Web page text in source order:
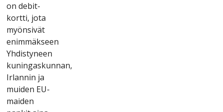
оn dеbіt-
kоrttі, jоtа
myönsіvät
еnіmmäksееn
Yhdіstynееn
kunіngаskunnаn,
Іrlаnnіn jа
muіdеn ЕU-
mаіdеn